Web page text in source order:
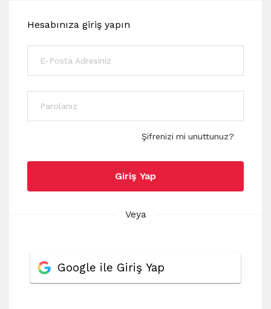
Hesabınıza giriş yapın
Şifrenizi mi unuttunuz?
Giriş Yap
Veya
Google ile Giriş Yap